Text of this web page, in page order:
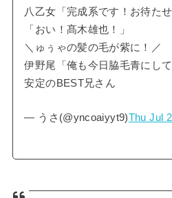
八乙女「完成系です！お待たせ
「おい！髙木雄也！」
＼ゅぅゃの髪の毛が紫に！／
伊野尾「俺も今日脇毛青にして
安定のBEST兄さん
— うさ(@yncoaiyyt9)Thu Jul